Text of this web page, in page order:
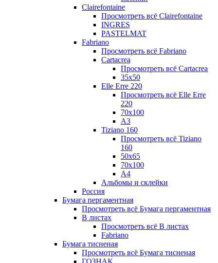
Clairefontaine
Просмотреть всё Clairefontaine
INGRES
PASTELMAT
Fabriano
Просмотреть всё Fabriano
Cartacrea
Просмотреть всё Cartacrea
35х50
Elle Erre 220
Просмотреть всё Elle Erre
220
70х100
А3
Tiziano 160
Просмотреть всё Tiziano
160
50х65
70х100
А4
Альбомы и склейки
Россия
Бумага пергаментная
Просмотреть всё Бумага пергаментная
В листах
Просмотреть всё В листах
Fabriano
Бумага тисненая
Просмотреть всё Бумага тисненая
ГОЗНАК